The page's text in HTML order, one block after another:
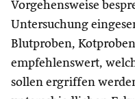
Vorgehensweise
Untersuchung
Blutproben,
empfehlenswert,
sollen ergriffen